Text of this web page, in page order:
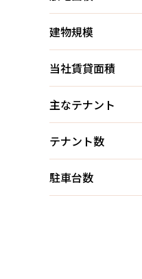
建物規模
当社賃貸面積
主なテナント
テナント数
駐車台数